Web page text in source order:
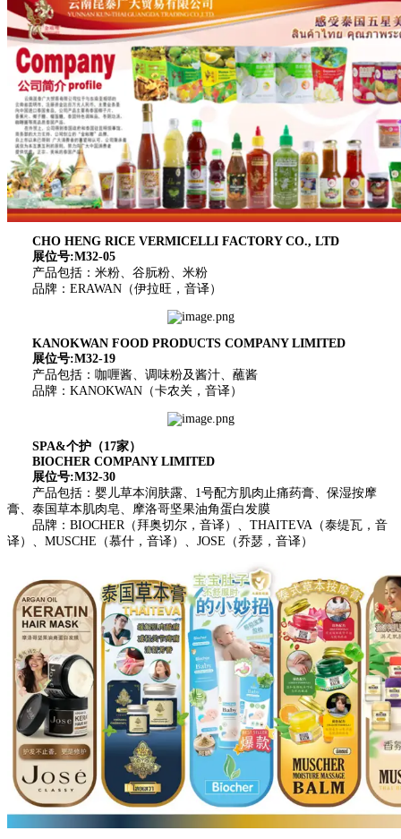
CHO HENG RICE VERMICELLI FACTORY CO., LTD
展位号:M32-05
产品包括：米粉、谷朊粉、米粉
品牌：ERAWAN（伊拉旺，音译）
KANOKWAN FOOD PRODUCTS COMPANY LIMITED
展位号:M32-19
产品包括：咖喱酱、调味粉及酱汁、蘸酱
品牌：KANOKWAN（卡农关，音译）
SPA&个护（17家）
BIOCHER COMPANY LIMITED
展位号:M32-30
产品包括：婴儿草本润肤露、1号配方肌肉止痛药膏、保湿按摩
膏、泰国草本肌肉皂、摩洛哥坚果油角蛋白发膜
品牌：BIOCHER（拜奥切尔，音译）、THAITEVA（泰缇瓦，音
译）、MUSCHE（慕什，音译）、JOSE（乔瑟，音译）